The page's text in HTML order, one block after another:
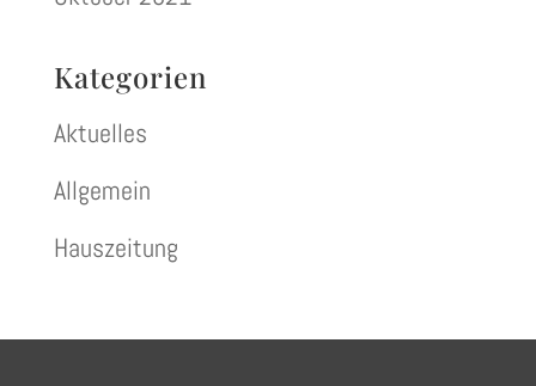
Kategorien
Aktuelles
Allgemein
Hauszeitung